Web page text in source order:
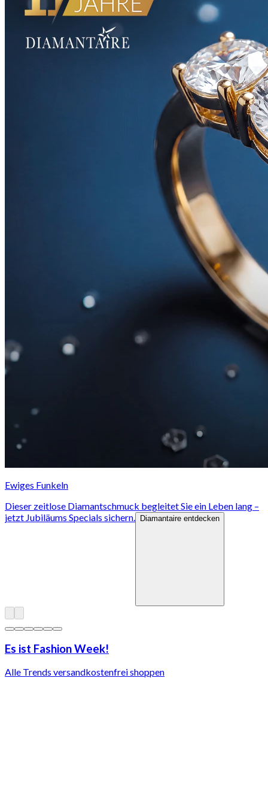
Ewiges Funkeln
Dieser zeitlose Diamantschmuck begleitet Sie ein Leben lang –
jetzt Jubiläums Specials sichern.
Diamantaire entdecken
Es ist Fashion Week!
Alle Trends versandkostenfrei shoppen